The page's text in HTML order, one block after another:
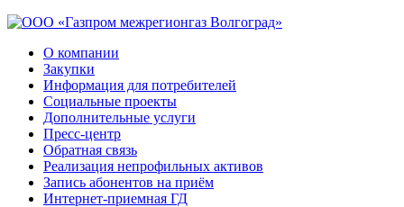
О компании
Закупки
Информация для потребителей
Социальные проекты
Дополнительные услуги
Пресс-центр
Обратная связь
Реализация непрофильных активов
Запись абонентов на приём
Интернет-приемная ГД